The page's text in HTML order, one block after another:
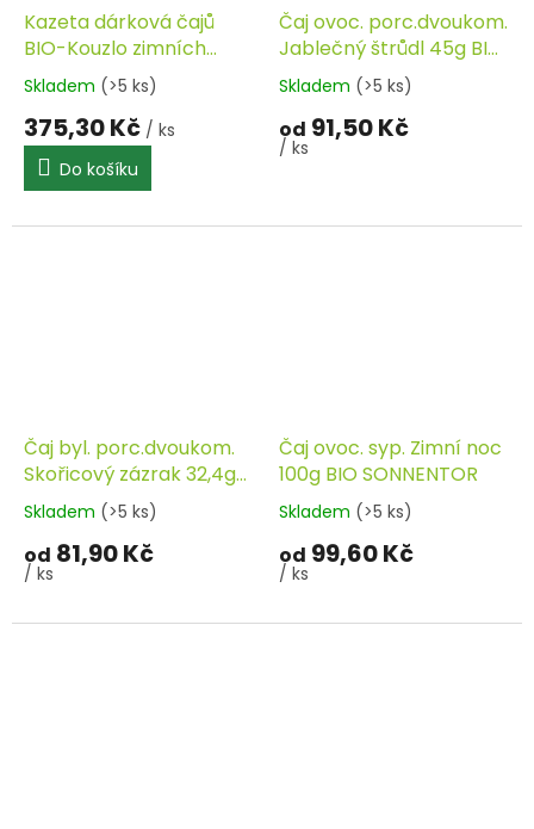
Kazeta dárková čajů
BIO-Kouzlo zimních
večerů SONNENTOR
Skladem (>5 ks)
375,30 Kč / ks
Do košíku
Čaj ovoc. porc.dvoukom.
Jablečný štrůdl 45g BIO
SONNENTOR
Skladem (>5 ks)
od 91,50 Kč
/ ks
Čaj byl. porc.dvoukom.
Skořicový zázrak 32,4g
BIO SONNENTOR
Skladem (>5 ks)
od 81,90 Kč
/ ks
Čaj ovoc. syp. Zimní noc
100g BIO SONNENTOR
Skladem (>5 ks)
od 99,60 Kč
/ ks